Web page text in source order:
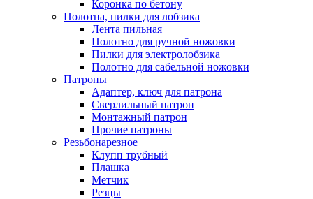
Коронка по бетону
Полотна, пилки для лобзика
Лента пильная
Полотно для ручной ножовки
Пилки для электролобзика
Полотно для сабельной ножовки
Патроны
Адаптер, ключ для патрона
Сверлильный патрон
Монтажный патрон
Прочие патроны
Резьбонарезное
Клупп трубный
Плашка
Метчик
Резцы